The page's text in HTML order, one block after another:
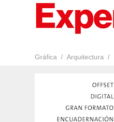
Gráfica Arquitectura